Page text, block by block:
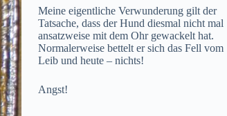
Meine eigentliche Verwunderung gilt der
Tatsache, dass der Hund diesmal nicht mal
ansatzweise mit dem Ohr gewackelt hat.
Normalerweise bettelt er sich das Fell vom
Leib und heute – nichts!
Angst!